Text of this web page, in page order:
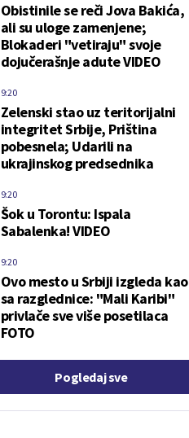
Obistinile se reči Jova Bakića,
ali su uloge zamenjene;
Blokaderi "vetiraju" svoje
dojučerašnje adute VIDEO
Zelenski stao uz teritorijalni
integritet Srbije, Priština
pobesnela; Udarili na
ukrajinskog predsednika
9:20
Šok u Torontu: Ispala
Sabalenka! VIDEO
9:20
Ovo mesto u Srbiji izgleda kao
sa razglednice: "Mali Karibi"
privlače sve više posetilaca
FOTO
9:20
Pogledaj sve